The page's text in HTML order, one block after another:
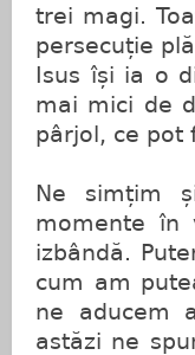
trei magi.
persecuție
Isus își ia o
mai mici de
pârjol, ce pot
Ne simțim
momente în
izbândă.
cum am
ne aducem
astăzi ne